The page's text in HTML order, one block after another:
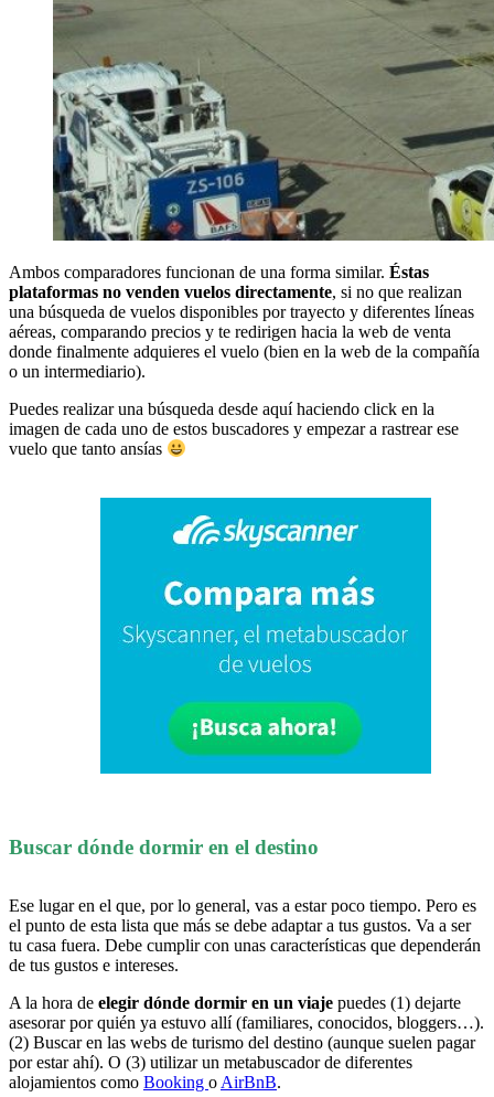
Ambos comparadores funcionan de una forma similar. Éstas
plataformas no venden vuelos directamente, si no que realizan
una búsqueda de vuelos disponibles por trayecto y diferentes líneas
aéreas, comparando precios y te redirigen hacia la web de venta
donde finalmente adquieres el vuelo (bien en la web de la compañía
o un intermediario).
Puedes realizar una búsqueda desde aquí haciendo click en la
imagen de cada uno de estos buscadores y empezar a rastrear ese
vuelo que tanto ansías
Buscar dónde dormir en el destino
Ese lugar en el que, por lo general, vas a estar poco tiempo. Pero es
el punto de esta lista que más se debe adaptar a tus gustos. Va a ser
tu casa fuera. Debe cumplir con unas características que dependerán
de tus gustos e intereses.
A la hora de elegir dónde dormir en un viaje puedes (1) dejarte
asesorar por quién ya estuvo allí (familiares, conocidos, bloggers…).
(2) Buscar en las webs de turismo del destino (aunque suelen pagar
por estar ahí). O (3) utilizar un metabuscador de diferentes
alojamientos como Booking o AirBnB.